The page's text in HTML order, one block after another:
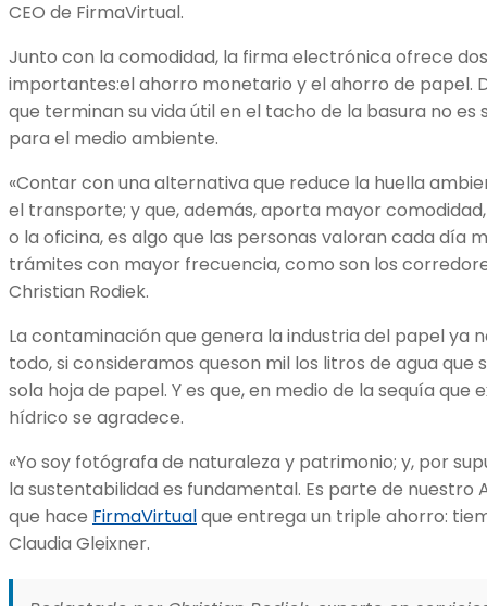
CEO de FirmaVirtual.
Junto con la comodidad, la firma electrónica ofrece
importantes:el ahorro monetario y el ahorro de papel.
que terminan su vida útil en el tacho de la basura no es
para el medio ambiente.
«Contar con una alternativa que reduce la huella
el transporte; y que, además, aporta mayor
o la oficina, es algo que las personas valoran cada día
trámites con mayor frecuencia, como son los
Christian Rodiek.
La contaminación que genera la industria del papel ya
todo, si consideramos queson mil los litros de agua
sola hoja de papel. Y es que, en medio de la sequía
hídrico se agradece.
«Yo soy fotógrafa de naturaleza y patrimonio; y, por
la sustentabilidad es fundamental. Es parte de nuestro
que hace FirmaVirtualque entrega un triple ahorro:
Claudia Gleixner.